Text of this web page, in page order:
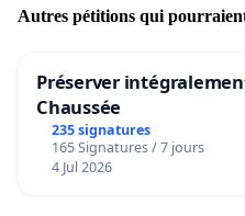
Autres pétitions qui
Préserver
Chaussée
235 signatures
165 Signatures / 7 jours
4 Jul 2026